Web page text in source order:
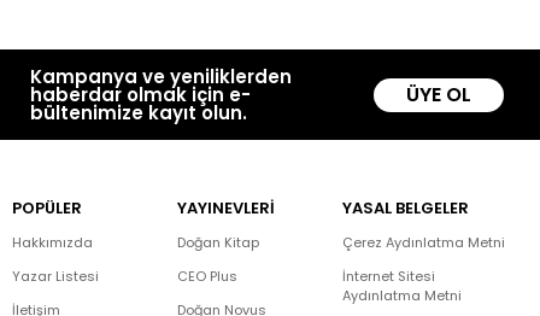
Kampanya ve yeniliklerden
haberdar olmak için e-
bültenimize kayıt olun.
ÜYE OL
POPÜLER
Hakkımızda
Yazar Listesi
İletişim
YAYINEVLERİ
Doğan Kitap
CEO Plus
Doğan Novus
YASAL BELGELER
Çerez Aydınlatma Metni
İnternet Sitesi
Aydınlatma Metni